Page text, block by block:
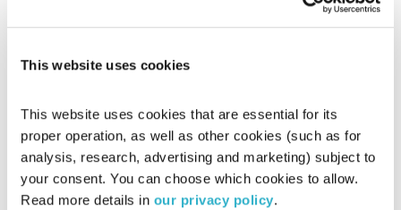
This website uses cookies
This website uses cookies that are essential for its
proper operation, as well as other cookies (such as for
analysis, research, advertising and marketing) subject to
your consent. You can choose which cookies to allow.
Read more details in our privacy policy.
כל יום מחדש – 10.4.19
כל יום מחדש
אמיר פרי